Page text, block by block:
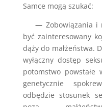
Samce mogą szukać:
— Zobowiązania i
być zainteresowany
dąży do małżeństwa.
wyłączny dostęp
potomstwo
genetycznie
odbędzie stosunek